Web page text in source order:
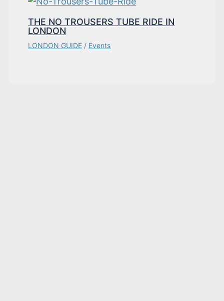
THE NO TROUSERS TUBE RIDE IN
LONDON
LONDON GUIDE / Events